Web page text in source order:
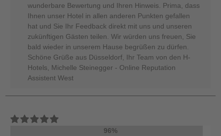
wunderbare Bewertung und Ihren Hinweis. Prima, dass
Ihnen unser Hotel in allen anderen Punkten gefallen
hat und Sie Ihr Feedback direkt mit uns und unseren
zukünftigen Gästen teilen. Wir würden uns freuen, Sie
bald wieder in unserem Hause begrüßen zu dürfen.
Schöne Grüße aus Düsseldorf, Ihr Team von den H-
Hotels, Michelle Steinegger - Online Reputation
Assistent West
96%